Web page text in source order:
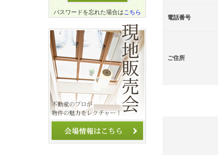
電話番号
ご住所
パスワードを忘れた場合はこちら